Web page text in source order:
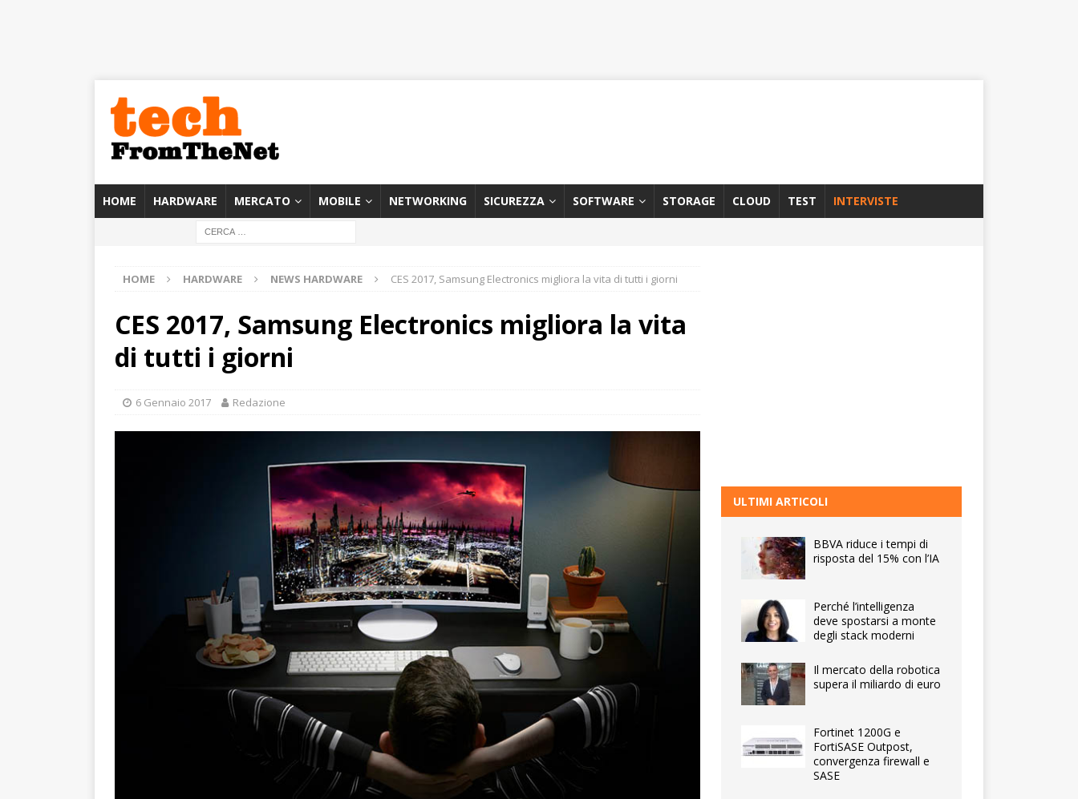
HOME HARDWARE MERCATO MOBILE NETWORKING SICUREZZA SOFTWARE STORAGE CLOUD TEST INTERVISTE
HOME HARDWARE NEWS HARDWARE CES 2017, Samsung Electronics migliora la vita di tutti i giorni
CES 2017, Samsung Electronics migliora la vita
di tutti i giorni
6 Gennaio 2017 Redazione
ULTIMI ARTICOLI
BBVA riduce i tempi di
risposta del 15% con l’IA
Perché l’intelligenza
deve spostarsi a monte
degli stack moderni
Il mercato della robotica
supera il miliardo di euro
Fortinet 1200G e
FortiSASE Outpost,
convergenza firewall e
SASE